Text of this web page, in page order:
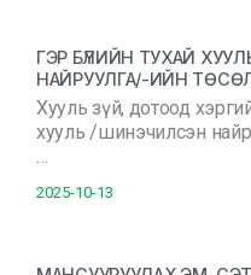
ГЭР БҮЛИЙН ТУХАЙ
НАЙРУУЛГА/-ИЙН
Хууль зүй, дотоод
хууль /шинэчилсэн
…
2025-10-13